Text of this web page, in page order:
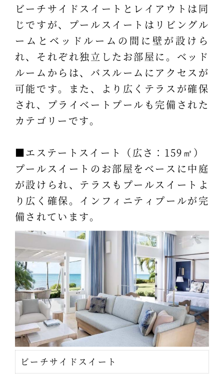
ビーチサイドスイートとレイアウトは同
じですが、プールスイートはリビングル
ームとベッドルームの間に壁が設けら
れ、それぞれ独立したお部屋に。ベッド
ルームからは、バスルームにアクセスが
可能です。また、より広くテラスが確保
され、プライベートプールも完備された
カテゴリーです。
■エステートスイート（広さ：159㎡）
プールスイートのお部屋をベースに中庭
が設けられ、テラスもプールスイートよ
り広く確保。インフィニティプールが完
備されています。
ビーチサイドスイート